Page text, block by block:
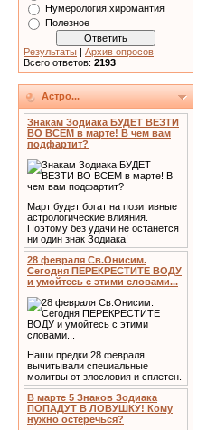
Нумерология,хиромантия
Полезное
Результаты | Архив опросов
Всего ответов: 2193
Астро...
Знакам Зодиака БУДЕТ ВЕЗТИ
ВО ВСЕМ в марте! В чем вам
подфартит?
Март будет богат на позитивные
астрологические влияния.
Поэтому без удачи не останется
ни один знак Зодиака!
28 февраля Св.Онисим.
Сегодня ПЕРЕКРЕСТИТЕ ВОДУ
и умойтесь с этими словами...
Наши предки 28 февраля
вычитывали специальные
молитвы от злословия и сплетен.
В марте 5 Знаков Зодиака
ПОПАДУТ В ЛОВУШКУ! Кому
нужно остеречься?